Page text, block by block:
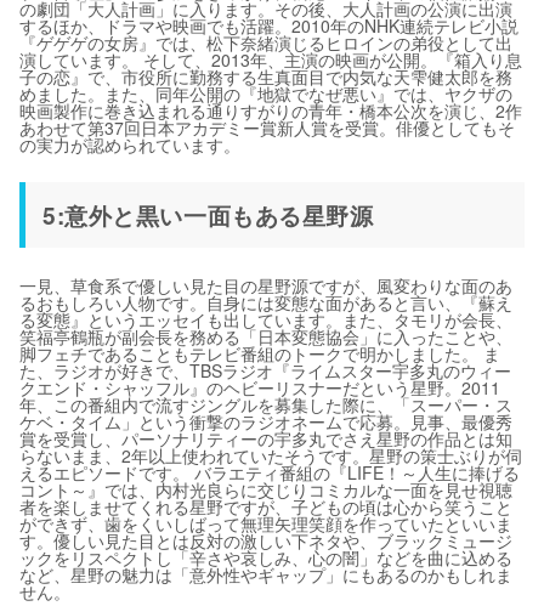
の劇団「大人計画」に入ります。その後、大人計画の公演に出演
するほか、ドラマや映画でも活躍。2010年のNHK連続テレビ小説
『ゲゲゲの女房』では、松下奈緒演じるヒロインの弟役として出
演しています。 そして、2013年、主演の映画が公開。『箱入り息
子の恋』で、市役所に勤務する生真面目で内気な天雫健太郎を務
めました。また、同年公開の『地獄でなぜ悪い』では、ヤクザの
映画製作に巻き込まれる通りすがりの青年・橋本公次を演じ、2作
あわせて第37回日本アカデミー賞新人賞を受賞。俳優としてもそ
の実力が認められています。
5:意外と黒い一面もある星野源
一見、草食系で優しい見た目の星野源ですが、風変わりな面のあ
るおもしろい人物です。自身には変態な面があると言い、『蘇え
る変態』というエッセイも出しています。また、タモリが会長、
笑福亭鶴瓶が副会長を務める「日本変態協会」に入ったことや、
脚フェチであることもテレビ番組のトークで明かしました。 ま
た、ラジオが好きで、TBSラジオ『ライムスター宇多丸のウィー
クエンド・シャッフル』のヘビーリスナーだという星野。2011
年、この番組内で流すジングルを募集した際に、「スーパー・ス
ケベ・タイム」という衝撃のラジオネームで応募。見事、最優秀
賞を受賞し、パーソナリティーの宇多丸でさえ星野の作品とは知
らないまま、2年以上使われていたそうです。星野の策士ぶりが伺
えるエピソードです。 バラエティ番組の『LIFE！～人生に捧げる
コント～』では、内村光良らに交じりコミカルな一面を見せ視聴
者を楽しませてくれる星野ですが、子どもの頃は心から笑うこと
ができず、歯をくいしばって無理矢理笑顔を作っていたといいま
す。優しい見た目とは反対の激しい下ネタや、ブラックミュージ
ックをリスペクトし「辛さや哀しみ、心の闇」などを曲に込める
など、星野の魅力は「意外性やギャップ」にもあるのかもしれま
せん。